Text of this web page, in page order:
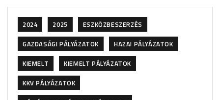
2024 2025
ESZKÖZBESZERZÉS
GAZDASÁGI PÁLYÁZATOK
HAZAI PÁLYÁZATOK
KIEMELT
KIEMELT PÁLYÁZATOK
KKV PÁLYÁZATOK